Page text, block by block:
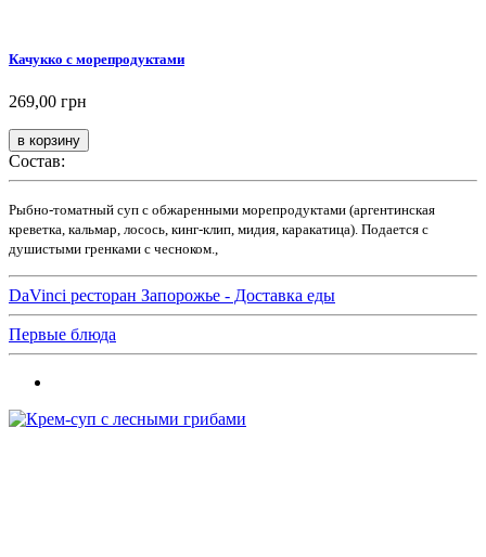
Качукко с морепродуктами
269,00 грн
Состав:
Рыбно-томатный суп с обжаренными морепродуктами (аргентинская
креветка, кальмар, лосось, кинг-клип, мидия, каракатица). Подается с
душистыми гренками с чесноком.,
DaVinci ресторан Запорожье - Доставка еды
Первые блюда